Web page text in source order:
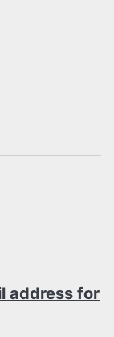
address for